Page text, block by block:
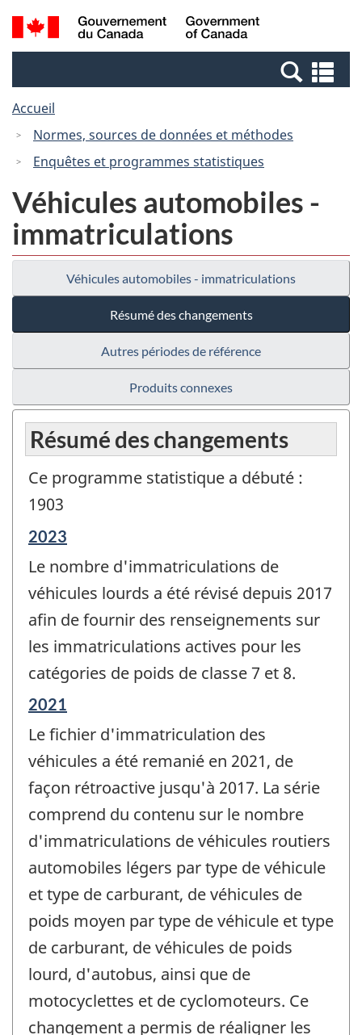
Passer
au
Passer
à
Canada
Recherche
et
et
Accueil
Normes, sources de données et méthodes
Enquêtes et programmes statistiques
Véhicules automobiles -
immatriculations
Véhicules automobiles - immatriculations
Résumé des changements
Autres périodes de référence
Produits connexes
Résumé des changements
Ce programme statistique a débuté :
1903
Période
référence
de
-
2023
Le nombre d'immatriculations de
véhicules lourds a été révisé depuis 2017
afin de fournir des renseignements sur
les immatriculations actives pour les
catégories de poids de classe 7 et 8.
Période
référence
de
-
2021
Le fichier d'immatriculation des
véhicules a été remanié en 2021, de
façon rétroactive jusqu'à 2017. La série
comprend du contenu sur le nombre
d'immatriculations de véhicules routiers
automobiles légers par type de véhicule
et type de carburant, de véhicules de
poids moyen par type de véhicule et type
de carburant, de véhicules de poids
lourd, d'autobus, ainsi que de
motocyclettes et de cyclomoteurs. Ce
changement a permis de réaligner les